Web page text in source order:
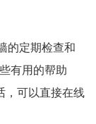
的定期检查和
有用的帮助
，可以直接在线